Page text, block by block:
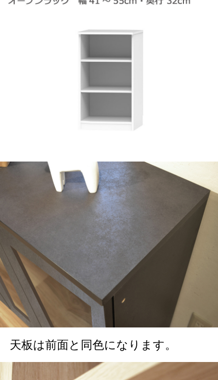
天板は前面と同色になります。